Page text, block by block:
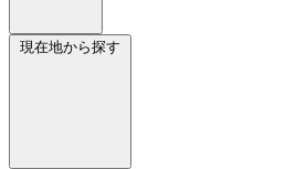
現在地から探す